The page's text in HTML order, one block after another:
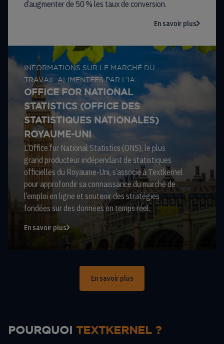
d’augmenter de 50 % les taux de conversion.
En savoir plus
INFORMATIONS SUR LE MARCHÉ DU
TRAVAIL ALIMENTÉES PAR L’IA
OFFICE FOR NATIONAL
STATISTICS (OFFICE DES
STATISTIQUES NATIONALES)
ROYAUME-UNI
L’Office for National Statistics (ONS), le plus
grand producteur indépendant de statistiques
officielles du Royaume-Uni, s’associe à Textkernel
pour approfondir sa connaissance du marché de
l’emploi en ligne et soutenir des stratégies
fondées sur des données en temps réel.
En savoir plus
En savoir plus
POURQUOI TEXTKERNEL ?